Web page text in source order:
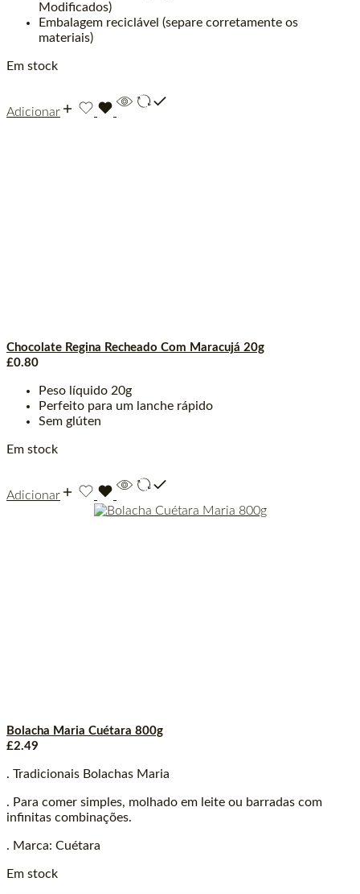
Modificados)
Embalagem reciclável (separe corretamente os
materiais)
Em stock
Adicionar
Chocolate Regina Recheado Com Maracujá 20g
£0.80
Peso líquido 20g
Perfeito para um lanche rápido
Sem glúten
Em stock
Adicionar
Bolacha Maria Cuétara 800g
£2.49
. Tradicionais Bolachas Maria
. Para comer simples, molhado em leite ou barradas com
infinitas combinações.
. Marca: Cuétara
Em stock